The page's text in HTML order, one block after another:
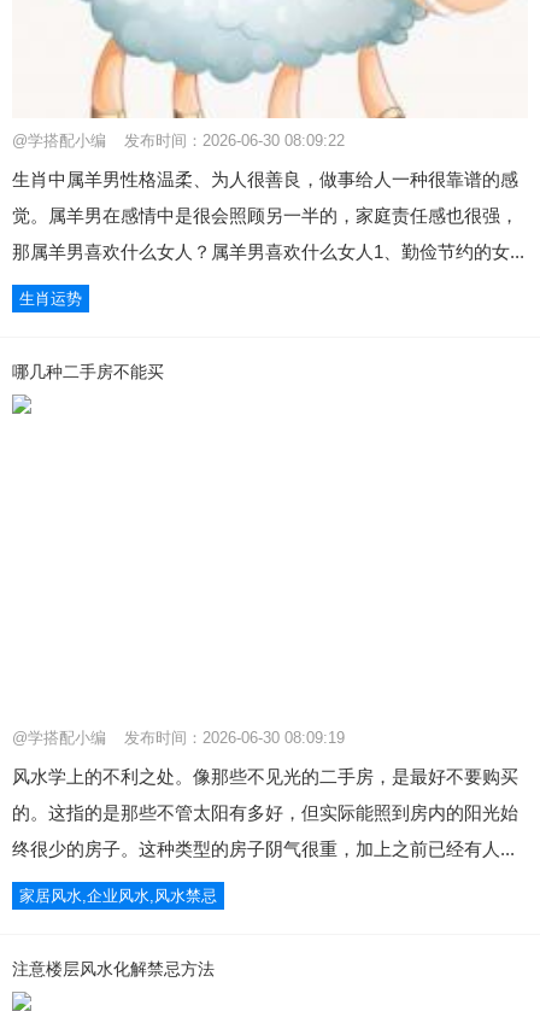
@学搭配小编 发布时间：2026-06-30 08:09:22
生肖中属羊男性格温柔、为人很善良，做事给人一种很靠谱的感
觉。属羊男在感情中是很会照顾另一半的，家庭责任感也很强，
那属羊男喜欢什么女人？属羊男喜欢什么女人1、勤俭节约的女...
生肖运势
哪几种二手房不能买
@学搭配小编 发布时间：2026-06-30 08:09:19
风水学上的不利之处。像那些不见光的二手房，是最好不要购买
的。这指的是那些不管太阳有多好，但实际能照到房内的阳光始
终很少的房子。这种类型的房子阴气很重，加上之前已经有人...
家居风水,企业风水,风水禁忌
注意楼层风水化解禁忌方法